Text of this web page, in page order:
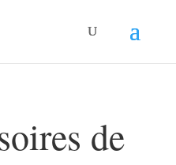
de